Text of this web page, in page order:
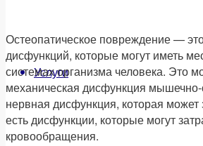
Услуги
Остеопатическое повреждение —
дисфункций, которые могут иметь
системах организма человека. Это
механическая дисфункция мышечно-
нервная дисфункция, которая
есть дисфункции, которые могут
кровообращения.